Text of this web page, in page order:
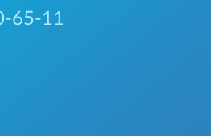
65-11